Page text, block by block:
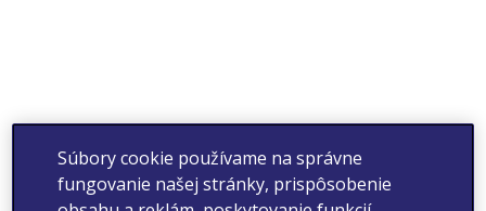
Súbory cookie používame na správne
fungovanie našej stránky, prispôsobenie